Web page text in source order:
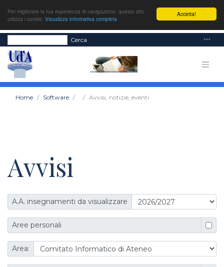
Accetta!
Per migliorare la tua esperienza di navigazione, questo sito
utilizza i cookie. Visualizza informativa completa
Cerca
Home Software Avvisi, notizie, eventi
Avvisi
A.A. insegnamenti da visualizzare
Aree personali
Area: